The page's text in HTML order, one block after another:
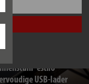
USB-lader